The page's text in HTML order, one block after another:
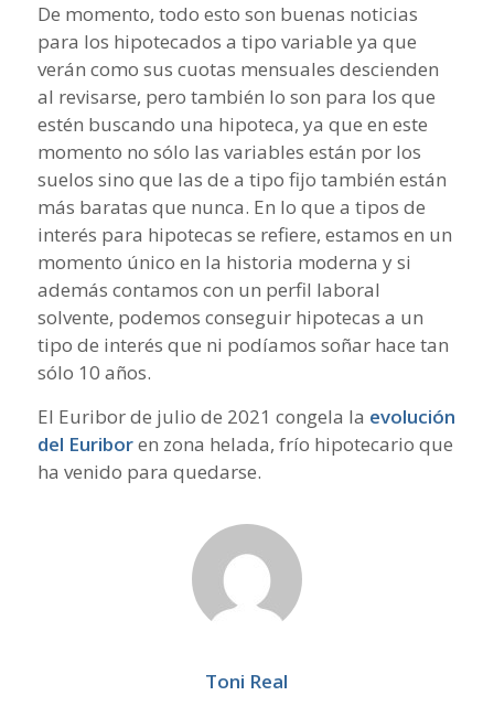
De momento, todo esto son buenas noticias
para los hipotecados a tipo variable ya que
verán como sus cuotas mensuales descienden
al revisarse, pero también lo son para los que
estén buscando una hipoteca, ya que en este
momento no sólo las variables están por los
suelos sino que las de a tipo fijo también están
más baratas que nunca. En lo que a tipos de
interés para hipotecas se refiere, estamos en un
momento único en la historia moderna y si
además contamos con un perfil laboral
solvente, podemos conseguir hipotecas a un
tipo de interés que ni podíamos soñar hace tan
sólo 10 años.
El Euribor de julio de 2021 congela la evolución
del Euriboren zona helada, frío hipotecario que
ha venido para quedarse.
Toni Real